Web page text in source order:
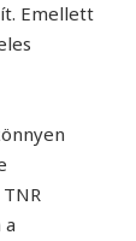
Emellett